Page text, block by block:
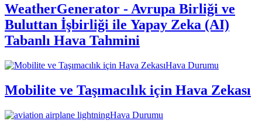
WeatherGenerator - Avrupa Birliği ve
Buluttan İşbirliği ile Yapay Zeka (AI)
Tabanlı Hava Tahmini
Hava Durumu
Mobilite ve Taşımacılık için Hava Zekası
Hava Durumu